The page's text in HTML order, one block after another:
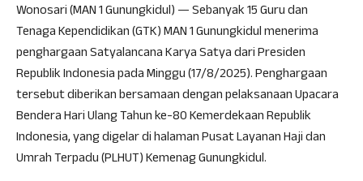
Wonosari (MAN 1 Gunungkidul) — Sebanyak 15 Guru dan
Tenaga Kependidikan (GTK) MAN 1 Gunungkidul menerima
penghargaan Satyalancana Karya Satya dari Presiden
Republik Indonesia pada Minggu (17/8/2025). Penghargaan
tersebut diberikan bersamaan dengan pelaksanaan Upacara
Bendera Hari Ulang Tahun ke-80 Kemerdekaan Republik
Indonesia, yang digelar di halaman Pusat Layanan Haji dan
Umrah Terpadu (PLHUT) Kemenag Gunungkidul.